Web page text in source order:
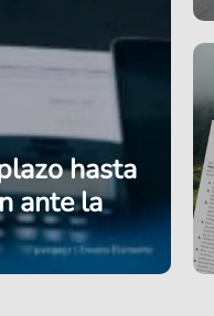
hasta
ante la